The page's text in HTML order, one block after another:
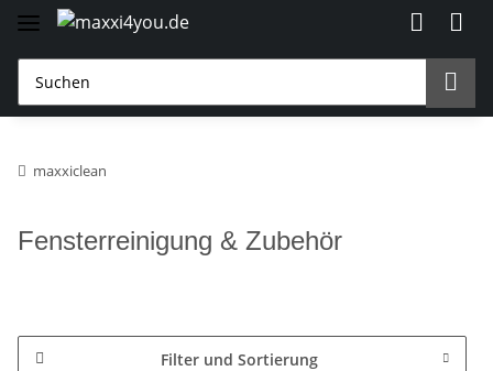
maxxiclean
Fensterreinigung & Zubehör
Filter und Sortierung